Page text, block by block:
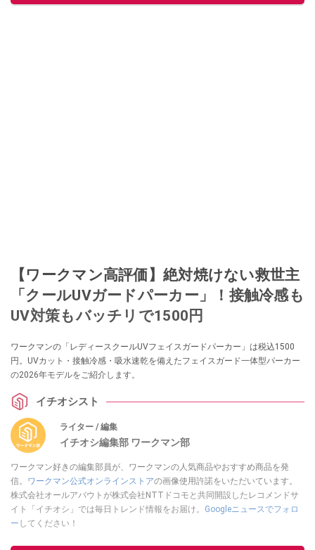
【ワークマン高評価】絶対焼けない救世主
「クールUVガードパーカー」！接触冷感も
UV対策もバッチリで1500円
ワークマンの「レディースクールUVフェイスガードパーカー」は税込1500
円。UVカット・接触冷感・吸水速乾を備えたフェイスガード一体型パーカー
の2026年モデルをご紹介します。
イチオシスト
ライター / 編集
イチオシ編集部 ワークマン部
ワークマン好きの編集部員が、ワークマンの人気商品やおすすめ商品を発
信。 ワークマン公式オンラインストアの画像使用許諾をいただいています。
株式会社オールアバウトが株式会社NTTドコモと共同開設したレコメンドサ
イト「イチオシ」では毎日トレンド情報をお届け。 Googleニュースでフォロ
ー してください！
このイチオシストの他の記事を読む